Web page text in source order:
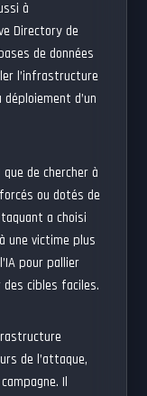
à
Directory de
de données
l’infrastructure
d’un
de chercher à
ou dotés de
a choisi
une victime plus
pour pallier
cibles faciles.
de l’attaque,
Il